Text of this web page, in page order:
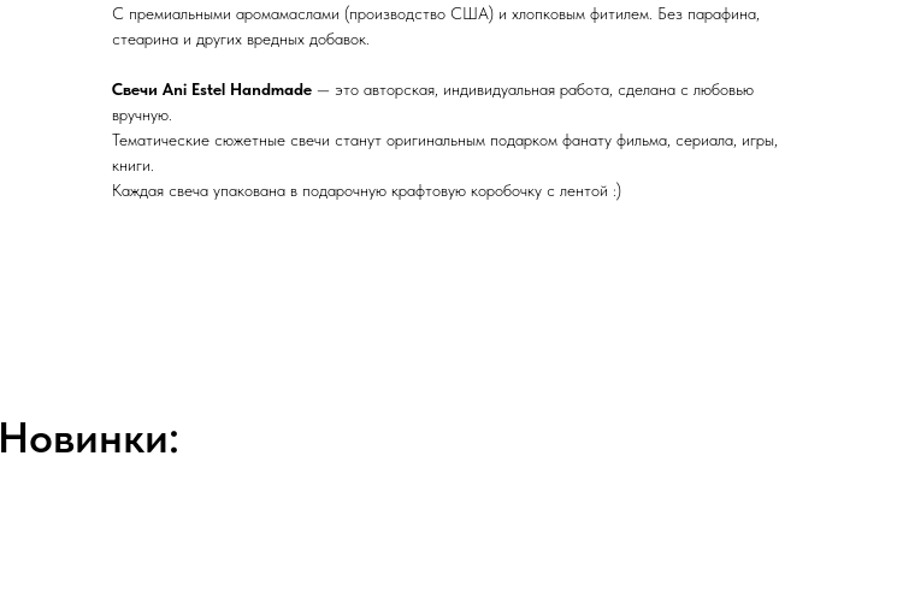
С премиальными аромамаслами (производство США) и хлопковым фитилем. Без парафина,
стеарина и других вредных добавок.
Свечи Ani Estel Handmade — это авторская, индивидуальная работа, сделана с любовью
вручную.
Тематические сюжетные свечи станут оригинальным подарком фанату фильма, сериала, игры,
книги.
Каждая свеча упакована в подарочную крафтовую коробочку с лентой :)
Новинки: